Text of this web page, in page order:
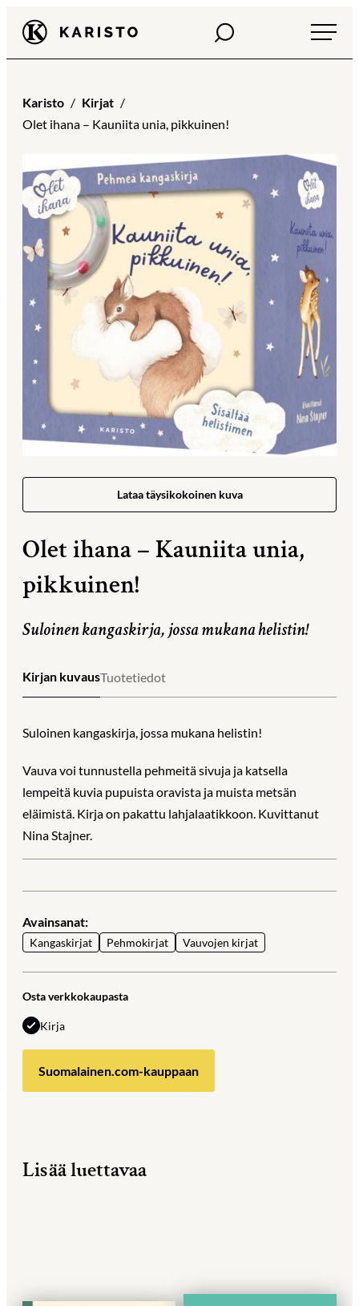
Siirry
suoraan
sisältöön
Karisto Haku
Karisto
Kirjat
Olet ihana – Kauniita unia, pikkuinen!
Lataa täysikokoinen kuva
Olet ihana – Kauniita unia,
pikkuinen!
Suloinen kangaskirja, jossa mukana helistin!
Kirjan kuvausTuotetiedot
Suloinen kangaskirja, jossa mukana helistin!
Vauva voi tunnustella pehmeitä sivuja ja katsella
lempeitä kuvia pupuista oravista ja muista metsän
eläimistä. Kirja on pakattu lahjalaatikkoon. Kuvittanut
Nina Stajner.
Avainsanat:
Kangaskirjat Pehmokirjat Vauvojen kirjat
Osta verkkokaupasta
Kirja
Suomalainen.com-kauppaan
Lisää luettavaa